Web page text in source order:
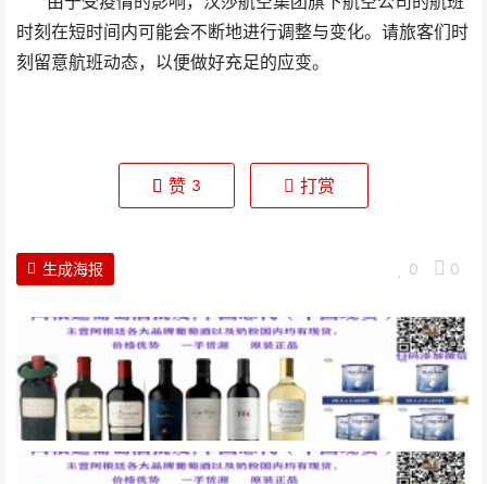
时刻在短时间内可能会不断地进行调整与变化。请旅客们时
刻留意航班动态，以便做好充足的应变。
赞 3 打赏
0 0
生成海报